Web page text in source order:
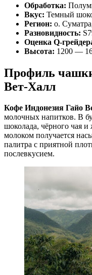
Обработка:
Вкус: Темный
Регион: о.
Разновидность:
Оценка Q-
Высота: 1200 —
Профиль
Вет-Халл
Кофе Индонезия Гайо
молочных напитков. В
шоколада, чёрного чая
молоком получается
палитра с приятной
послевкусием.